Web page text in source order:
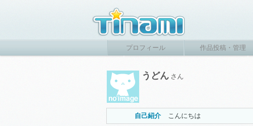
プロフィール 作品投稿・管理
うどん さん
自己紹介 こんにちは